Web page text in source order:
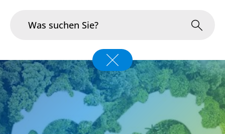
Branchen
Im Fokus
Portfolio